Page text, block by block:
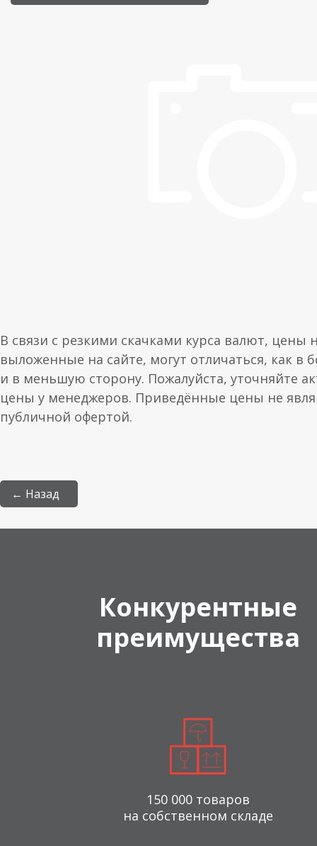
В связи с резкими скачками курса валют, цены
выложенные на сайте, могут отличаться, как в
и в меньшую сторону. Пожалуйста, уточняйте
цены у менеджеров. Приведённые цены не
публичной офертой.
← Назад
Конкурентные
преимущества
150 000 товаров
на собственном складе